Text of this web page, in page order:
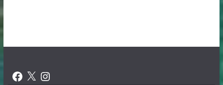
Facebook
X Instagram